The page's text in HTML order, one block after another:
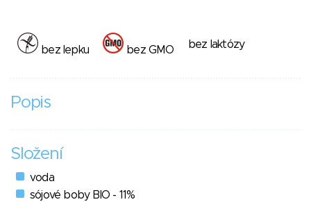
bez lepku bez GMO bez laktózy
Popis
Složení
voda
sójové boby BIO - 11%